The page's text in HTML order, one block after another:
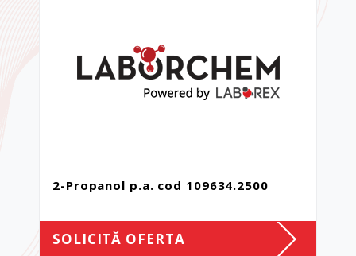
2-Propanol p.a. cod 109634.2500
SOLICITĂ OFERTA